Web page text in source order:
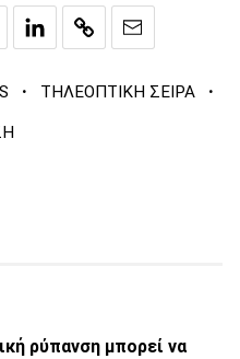
· ΤΗΛΕΟΠΤΙΚΗ ΣΕΙΡΑ ·
ρύπανση μπορεί να